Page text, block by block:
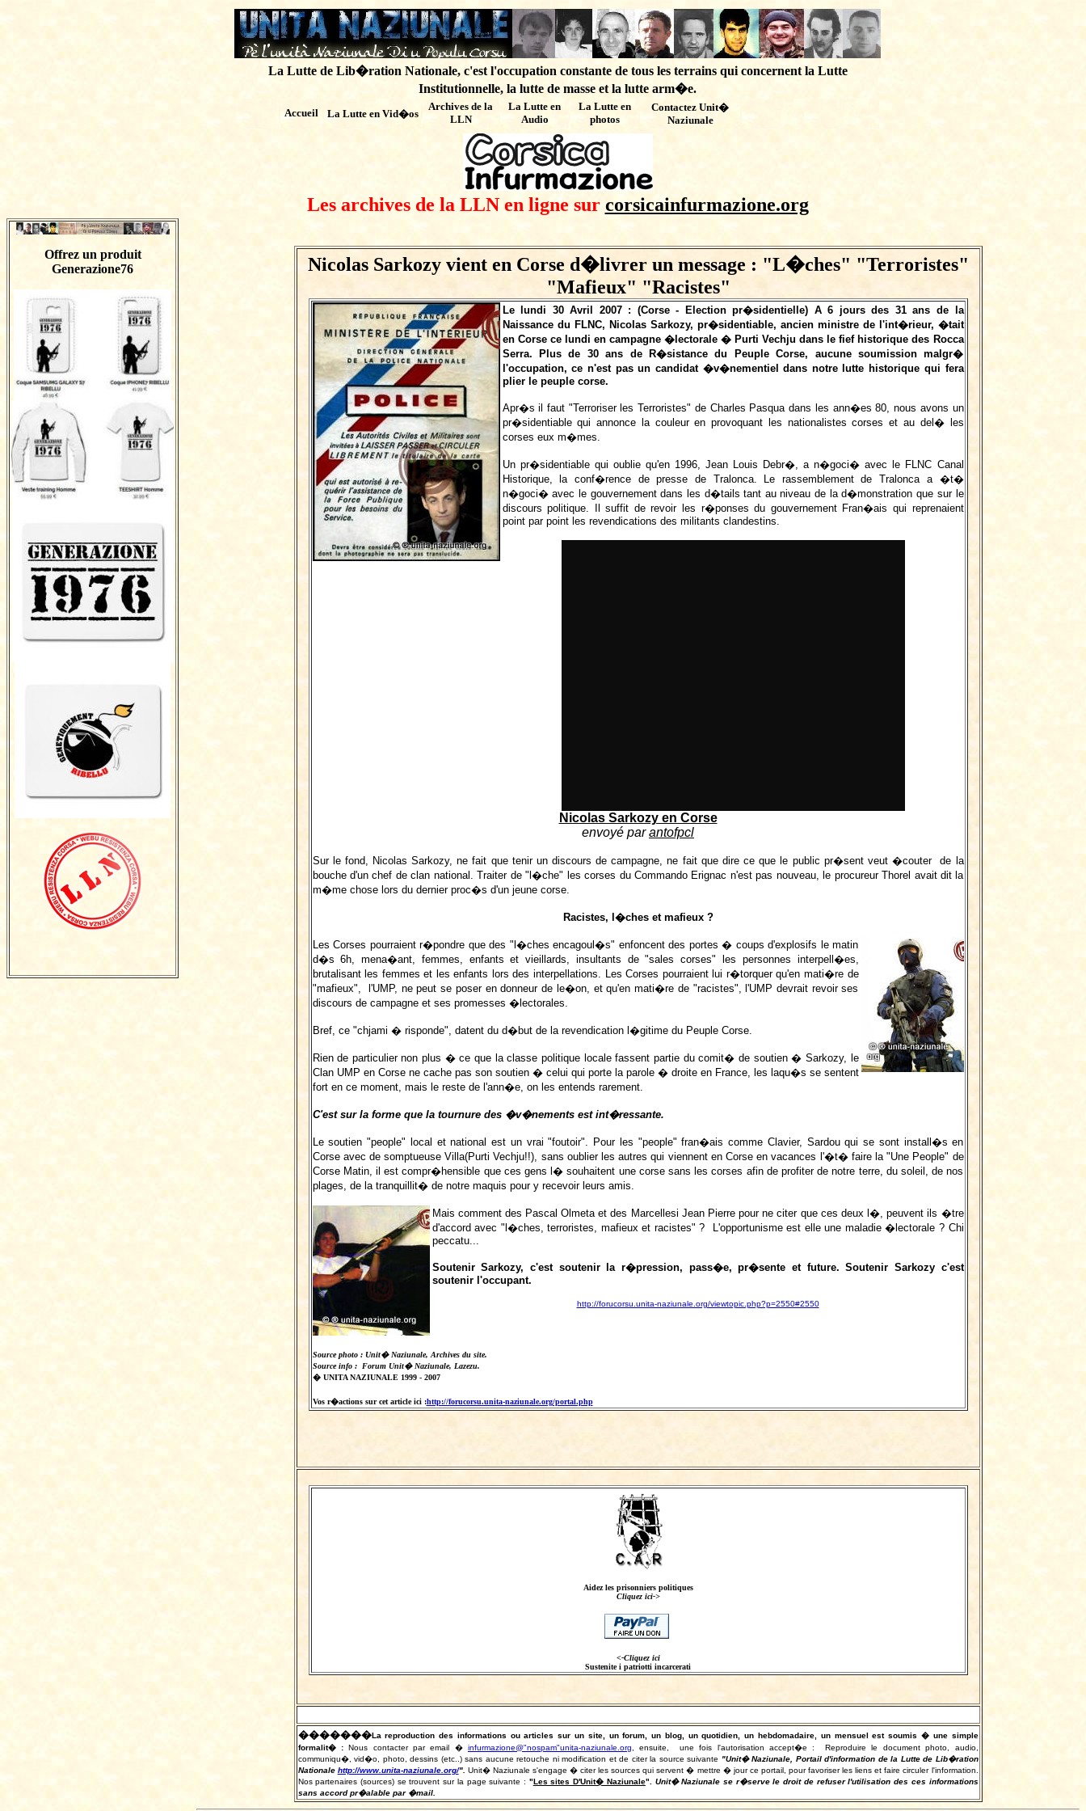
La Lutte de Lib�ration Nationale, c'est l'occupation constante de tous les terrains qui concernent la Lutte
Institutionnelle, la lutte de masse et la lutte arm�e.
Accueil La Lutte en Vid�os
Archives de la
LLN
La Lutte en
Audio
La Lutte en
photos
Contactez Unit�
Naziunale
Les archives de la LLN en ligne sur corsicainfurmazione.org
Offrez un produit
Generazione76
Nicolas Sarkozy vient en Corse d�livrer un message : "L�ches" "Terroristes"
"Mafieux" "Racistes"
Le lundi 30 Avril 2007 : (Corse - Election pr�sidentielle) A 6 jours des 31 ans de la
Naissance du FLNC, Nicolas Sarkozy, pr�sidentiable, ancien ministre de l'int�rieur, �tait
en Corse ce lundi en campagne �lectorale � Purti Vechju dans le fief historique des Rocca
Serra. Plus de 30 ans de R�sistance du Peuple Corse, aucune soumission malgr�
l'occupation, ce n'est pas un candidat �v�nementiel dans notre lutte historique qui fera
plier le peuple corse.
Apr�s il faut "Terroriser les Terroristes" de Charles Pasqua dans les ann�es 80, nous avons un
pr�sidentiable qui annonce la couleur en provoquant les nationalistes corses et au del� les
corses eux m�mes.
Un pr�sidentiable qui oublie qu'en 1996, Jean Louis Debr�, a n�goci� avec le FLNC Canal
Historique, la conf�rence de presse de Tralonca. Le rassemblement de Tralonca a �t�
n�goci� avec le gouvernement dans les d�tails tant au niveau de la d�monstration que sur le
discours politique. Il suffit de revoir les r�ponses du gouvernement Fran�ais qui reprenaient
point par point les revendications des militants clandestins.
Nicolas Sarkozy en Corse
envoyé parantofpcl
Sur le fond, Nicolas Sarkozy, ne fait que tenir un discours de campagne, ne fait que dire ce que le public pr�sent veut �couter de la
bouche d'un chef de clan national. Traiter de "l�che" les corses du Commando Erignac n'est pas nouveau, le procureur Thorel avait dit la
m�me chose lors du dernier proc�s d'un jeune corse.
Racistes, l�ches et mafieux ?
Les Corses pourraient r�pondre que des "l�ches encagoul�s" enfoncent des portes � coups d'explosifs le matin
d�s 6h, mena�ant, femmes, enfants et vieillards, insultants de "sales corses" les personnes interpell�es,
brutalisant les femmes et les enfants lors des interpellations. Les Corses pourraient lui r�torquer qu'en mati�re de
"mafieux", l'UMP, ne peut se poser en donneur de le�on, et qu'en mati�re de "racistes", l'UMP devrait revoir ses
discours de campagne et ses promesses �lectorales.
Bref, ce "chjami � risponde", datent du d�but de la revendication l�gitime du Peuple Corse.
Rien de particulier non plus � ce que la classe politique locale fassent partie du comit� de soutien � Sarkozy, le
Clan UMP en Corse ne cache pas son soutien � celui qui porte la parole � droite en France, les laqu�s se sentent
fort en ce moment, mais le reste de l'ann�e, on les entends rarement.
C'est sur la forme que la tournure des �v�nements est int�ressante.
Le soutien "people" local et national est un vrai "foutoir". Pour les "people" fran�ais comme Clavier, Sardou qui se sont install�s en
Corse avec de somptueuse Villa(Purti Vechju!!), sans oublier les autres qui viennent en Corse en vacances l'�t� faire la "Une People" de
Corse Matin, il est compr�hensible que ces gens l� souhaitent une corse sans les corses afin de profiter de notre terre, du soleil, de nos
plages, de la tranquillit� de notre maquis pour y recevoir leurs amis.
Mais comment des Pascal Olmeta et des Marcellesi Jean Pierre pour ne citer que ces deux l�, peuvent ils �tre
d'accord avec "l�ches, terroristes, mafieux et racistes" ? L'opportunisme est elle une maladie �lectorale ? Chi
peccatu...
Soutenir Sarkozy, c'est soutenir la r�pression, pass�e, pr�sente et future. Soutenir Sarkozy c'est
soutenir l'occupant.
http://forucorsu.unita-naziunale.org/viewtopic.php?p=2550#2550
Source photo : Unit� Naziunale, Archives du site.
Source info : Forum Unit� Naziunale, Lazezu.
� UNITA NAZIUNALE 1999 - 2007
Vos r�actions sur cet article ici :http://forucorsu.unita-naziunale.org/portal.php
Aidez les prisonniers politiques
Cliquez ici->
<-Cliquez ici
Sustenite i patriotti incarcerati
�������La reproduction des informations ou articles sur un site, un forum, un blog, un quotidien, un hebdomadaire, un mensuel est soumis � une simple
formalit� :Nous contacter par email � infurmazione@"nospam"unita-naziunale.org , ensuite, une fois l'autorisation accept�e :
Reproduire le document photo, audio,
communiqu�, vid�o, photo, dessins (etc..) sans aucune retouche ni modification et de citer la source suivante "Unit� Naziunale, Portail d'information de la Lutte de Lib�ration
Nationale http://www.unita-naziunale.org/". Unit� Naziunale s'engage � citer les sources qui servent � mettre � jour ce portail, pour favoriser les liens et faire circuler l'information.
Nos partenaires (sources) se trouvent sur la page suivante : "Les sites D'Unit� Naziunale". Unit� Naziunale se r�serve le droit de refuser l'utilisation des ces informations
sans accord pr�alable par �mail.